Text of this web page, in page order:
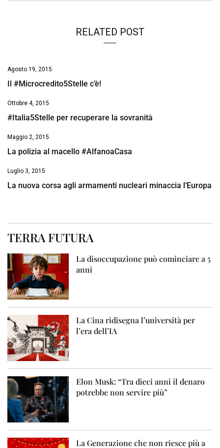
RELATED POST
Agosto 19, 2015
Il #Microcredito5Stelle c’è!
Ottobre 4, 2015
#Italia5Stelle per recuperare la sovranità
Maggio 2, 2015
La polizia al macello #AlfanoaCasa
Luglio 3, 2015
La nuova corsa agli armamenti nucleari minaccia l’Europa
TERRA FUTURA
La disoccupazione può cominciare a 5
anni
La Cina ridisegna l’università per
l’era dell’IA
Elon Musk: “Tra dieci anni il denaro
potrebbe non servire più”
La Generazione che non riesce più a